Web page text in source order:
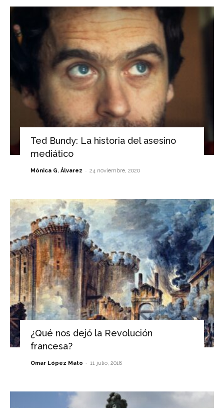
Ted Bundy: La historia del asesino
mediático
Mónica G. Álvarez - 24 noviembre, 2020
¿Qué nos dejó la Revolución
francesa?
Omar López Mato - 11 julio, 2018